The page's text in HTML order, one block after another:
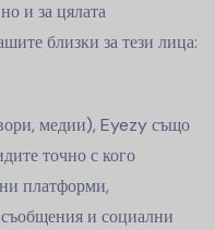
и за цялата
близки за тези лица:
медии), Eyezy също
точно с кого
платформи,
и социални